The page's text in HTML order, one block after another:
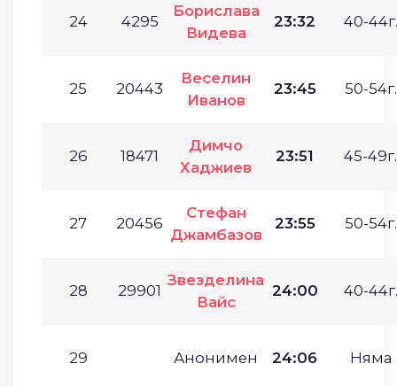
24 4295
Борислава
Видева
23:32 40-44г.
25 20443
Веселин
Иванов
23:45 50-54г.
26 18471
Димчо
Хаджиев
23:51 45-49г.
27 20456
Стефан
Джамбазов
23:55 50-54г.
28 29901
Звезделина
Вайс
24:00 40-44г.
29 Анонимен 24:06 Няма